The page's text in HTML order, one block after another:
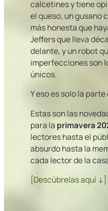
calcetines y tiene
el queso, un gusano
más honesta que
Jeffers que lleva
delante, y un robot
imperfecciones son
únicos.
Y eso es solo la
Estas son las
para la primavera
lectores hasta el
absurdo hasta la
cada lector de la
[Descúbrelas aquí ↓]